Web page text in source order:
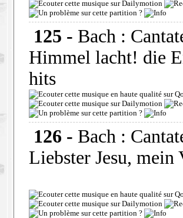
125 - Bach :
Himmel lacht! die
hits
126 - Bach :
Liebster Jesu, mein